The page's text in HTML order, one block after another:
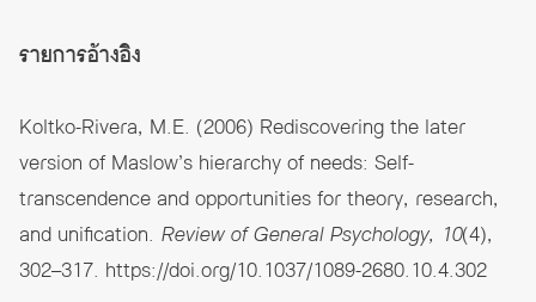
รายการอ้างอิง
Koltko-Rivera, M.E. (2006) Rediscovering the later
version of Maslow’s hierarchy of needs: Self-
transcendence and opportunities for theory, research,
and uniﬁcation. Review of General Psychology, 10(4),
302–317. https://doi.org/10.1037/1089-2680.10.4.302